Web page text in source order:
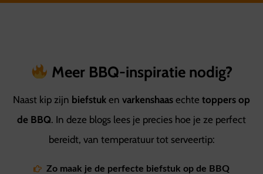
Meer BBQ-inspiratie nodig?
Naast kip zijn biefstuk en varkenshaas echte toppers op
de BBQ. In deze blogs lees je precies hoe je ze perfect
bereidt, van temperatuur tot serveertip:
Zo maak je de perfecte biefstuk op de BBQ